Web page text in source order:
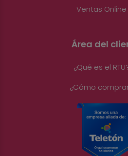
Ventas Online
Área del
¿Qué es el
¿Cómo